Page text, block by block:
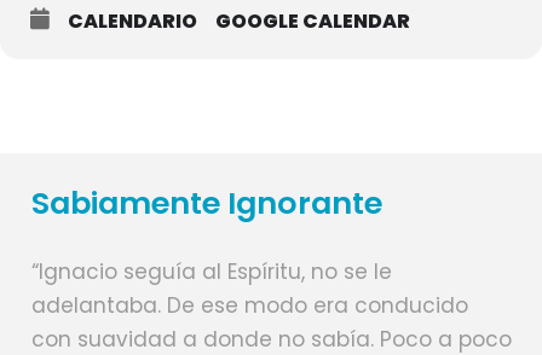
CALENDARIO GOOGLE CALENDAR
Sabiamente Ignorante
“Ignacio seguía al Espíritu, no se le
adelantaba. De ese modo era conducido
con suavidad a donde no sabía. Poco a poco